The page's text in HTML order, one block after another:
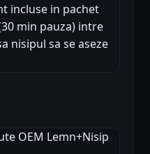
incluse in pachet
min pauza) intre
nisipul sa se aseze